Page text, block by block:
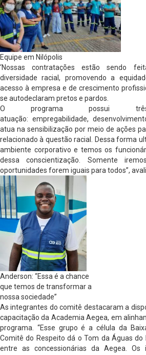
Equipe em Nilópolis
‘Nossas contratações estão sendo
diversidade racial, promovendo a
acesso à empresa e de crescimento
se autodeclaram pretos e pardos.
O programa possui
atuação: empregabilidade,
atua na sensibilização por meio de ações
relacionado à questão racial. Dessa forma
ambiente corporativo e temos os
dessa conscientização. Somente
oportunidades forem iguais para todos”,
Anderson: “Essa é a chance
que temos de transformar a
nossa sociedade”
As integrantes do comitê destacaram a
capacitação da Academia Aegea, em
programa. “Esse grupo é a célula da
Comitê do Respeito dá o Tom da Águas
entre as concessionárias da Aegea. Os